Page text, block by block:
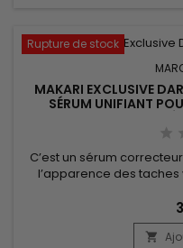
Rupture de stock
MAKARI EXCLUSIVE
SÉRUM UNIFIANT
C’est un sérum
l’apparence des
Serum associe le
l’Ascorbic Acid
reconnus pour